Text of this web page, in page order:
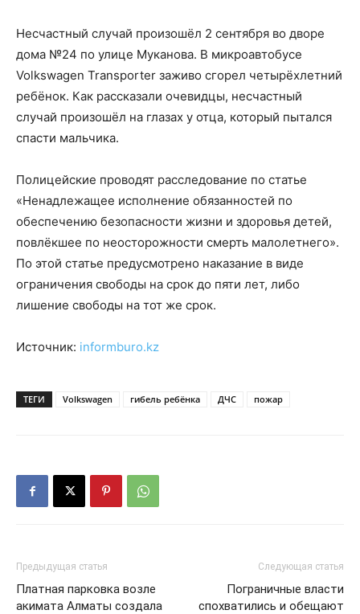
Несчастный случай произошёл 2 сентября во дворе
дома №24 по улице Муканова. В микроавтобусе
Volkswagen Transporter заживо сгорел четырёхлетний
ребёнок. Как рассказали очевидцы, несчастный
случай произошёл на глазах у отца, который пытался
спасти мальчика.
Полицейские проводят расследование по статье
«Ненадлежащее исполнение обязанностей по
обеспечению безопасности жизни и здоровья детей,
повлёкшее по неосторожности смерть малолетнего».
По этой статье предусмотрено наказание в виде
ограничения свободы на срок до пяти лет, либо
лишение свободы на тот же срок.
Источник: informburo.kz
ТЕГИ Volkswagen гибель ребёнка ДЧС пожар
Предыдущая статья
Платная парковка возле
акимата Алматы создала
Следующая статья
Пограничные власти
спохватились и обещают